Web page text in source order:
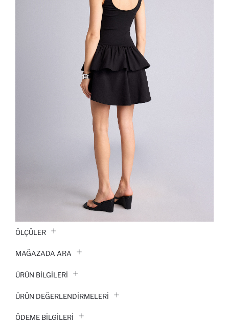
ÖLÇÜLER
MAĞAZADA ARA
ÜRÜN BILGILERI
ÜRÜN DEĞERLENDİRMELERİ
ÖDEME BİLGİLERİ